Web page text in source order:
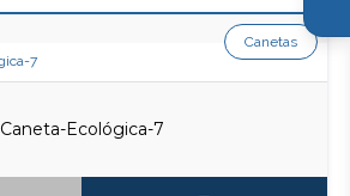
Caneta-Ecológica-7
Canetas